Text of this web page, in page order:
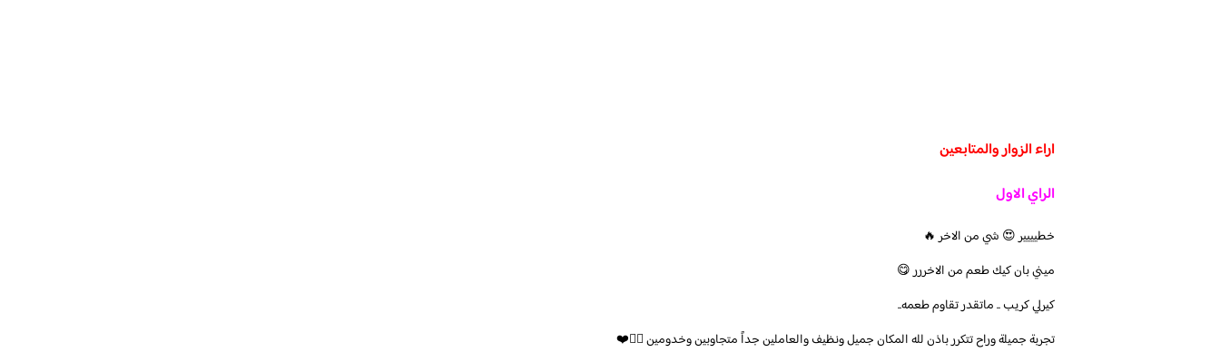
اراء الزوار والمتابعين
الراي الاول
خطيييير 😍 شي من الاخر 🔥
ميني بان كيك طعم من الاخررر 😋
كيرلي كريب .. ماتقدر تقاوم طعمه..
تجربة جميلة وراح تتكرر باذن لله المكان جميل ونظيف والعاملين جداً متجاوبين وخدومين 👍🏼❤️